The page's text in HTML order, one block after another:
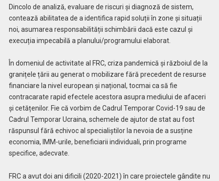
Dincolo de analiză, evaluare de riscuri și diagnoză de sistem,
contează abilitatea de a identifica rapid soluții în zone și situații
noi, asumarea responsabilității schimbării dacă este cazul și
execuția impecabilă a planului/programului elaborat.
În domeniul de activitate al FRC, criza pandemică și războiul de la
granițele țării au generat o mobilizare fără precedent de resurse
financiare la nivel european și național, tocmai ca să fie
contracarate rapid efectele acestora asupra mediului de afaceri
și cetățenilor. Fie că vorbim de Cadrul Temporar Covid-19 sau de
Cadrul Temporar Ucraina, schemele de ajutor de stat au fost
răspunsul fără echivoc al specialiștilor la nevoia de a susține
economia, IMM-urile, beneficiarii individuali, prin programe
specifice, adecvate.
FRC a avut doi ani dificili (2020-2021) în care proiectele gândite nu